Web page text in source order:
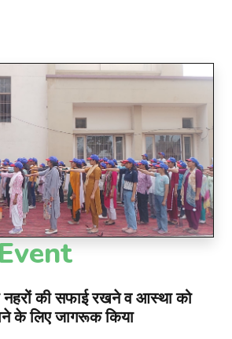
की सफाई रखने व आस्था को
के लिए जागरूक किया